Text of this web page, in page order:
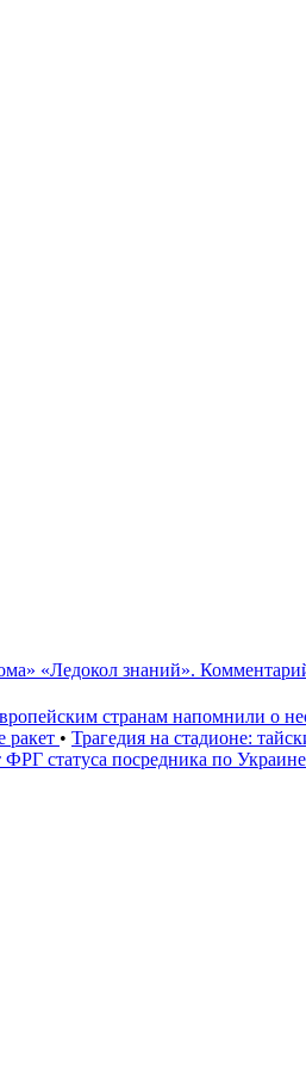
«Ледокол знаний».
странам напомнили о
ракет • Трагедия на стадионе:
статуса посредника по Украине